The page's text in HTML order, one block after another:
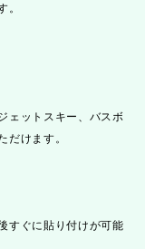
。
ェットスキー、バスボ
だけます。
すぐに貼り付けが可能